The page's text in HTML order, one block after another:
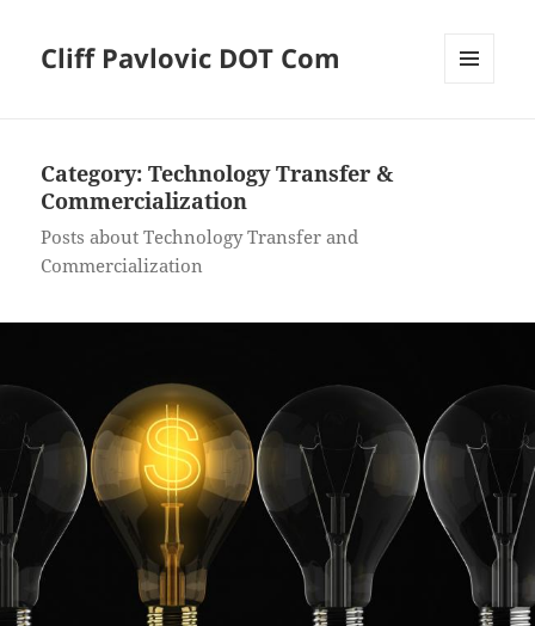
Cliff Pavlovic DOT Com
Category:Technology Transfer &
Commercialization
Posts about Technology Transfer and
Commercialization